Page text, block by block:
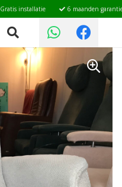
Gratis installatie 6 maanden